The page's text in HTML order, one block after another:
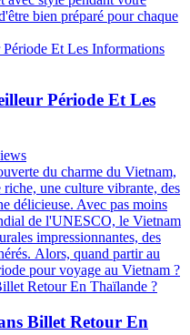
Comment
? L'une des questions les
bagages est comment
du pays, ses paysages
influencent tous le choix des
Des rues animées de
par les plages immaculées,
vestimentaires différents.
s'habiller
avec style pendant votre
bien préparé pour chaque